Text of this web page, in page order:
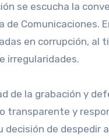
se escucha la
Comunicaciones.
en corrupción, al
irregularidades.
de la grabación y
y
de despedir